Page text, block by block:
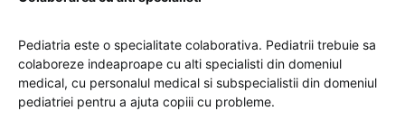
Pediatria este o specialitate colaborativa. Pediatrii trebuie sa
colaboreze indeaproape cu alti specialisti din domeniul
medical, cu personalul medical si subspecialistii din domeniul
pediatriei pentru a ajuta copiii cu probleme.